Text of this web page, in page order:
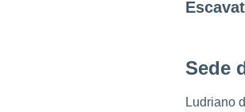
Sede
Ludriano